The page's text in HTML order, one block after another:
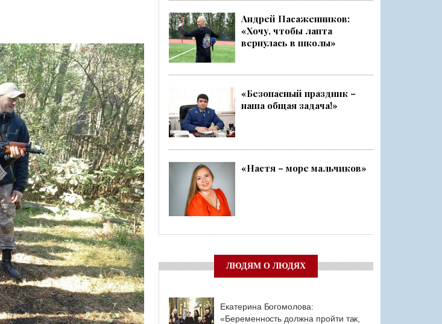
Особенный спортивно-туристский слёт
29 ИЮЛЯ 2026
ОБЩЕСТВО
Юлия Бахир в составе сборной Ленобласти стала серебряным ...
27 ИЮЛЯ 2026
ОБЩЕСТВО
Трудовой отряд: делаем город чище, а себя — каждый раз ещ...
27 ИЮЛЯ 2026
ОБЩЕСТВО
Новоселье в поселке Синявино
24 ИЮЛЯ 2026
ОБЩЕСТВО
Скоро в школу!
24 ИЮЛЯ 2026
ОБЩЕСТВО
Спрашивали? Отвечаем!
04 АВГУСТА 2026
Андрей Пасаженников:
«Хочу, чтобы лапта
вернулась в школы»
«Безопасный праздник –
наша общая задача!»
«Настя – море мальчиков»
ЛЮДЯМ О ЛЮДЯХ
Екатерина Богомолова:
«Беременность должна пройти так,